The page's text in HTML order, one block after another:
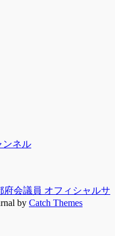
ンネル
府会議員 オフィシャルサ
by Catch Themes